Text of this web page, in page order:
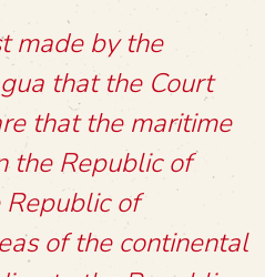
made by the
that the Court
that the maritime
the Republic of
of
of the continental